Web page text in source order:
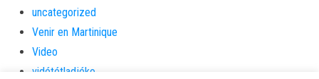
uncategorized
Venir en Martinique
Video
vidététladjéko